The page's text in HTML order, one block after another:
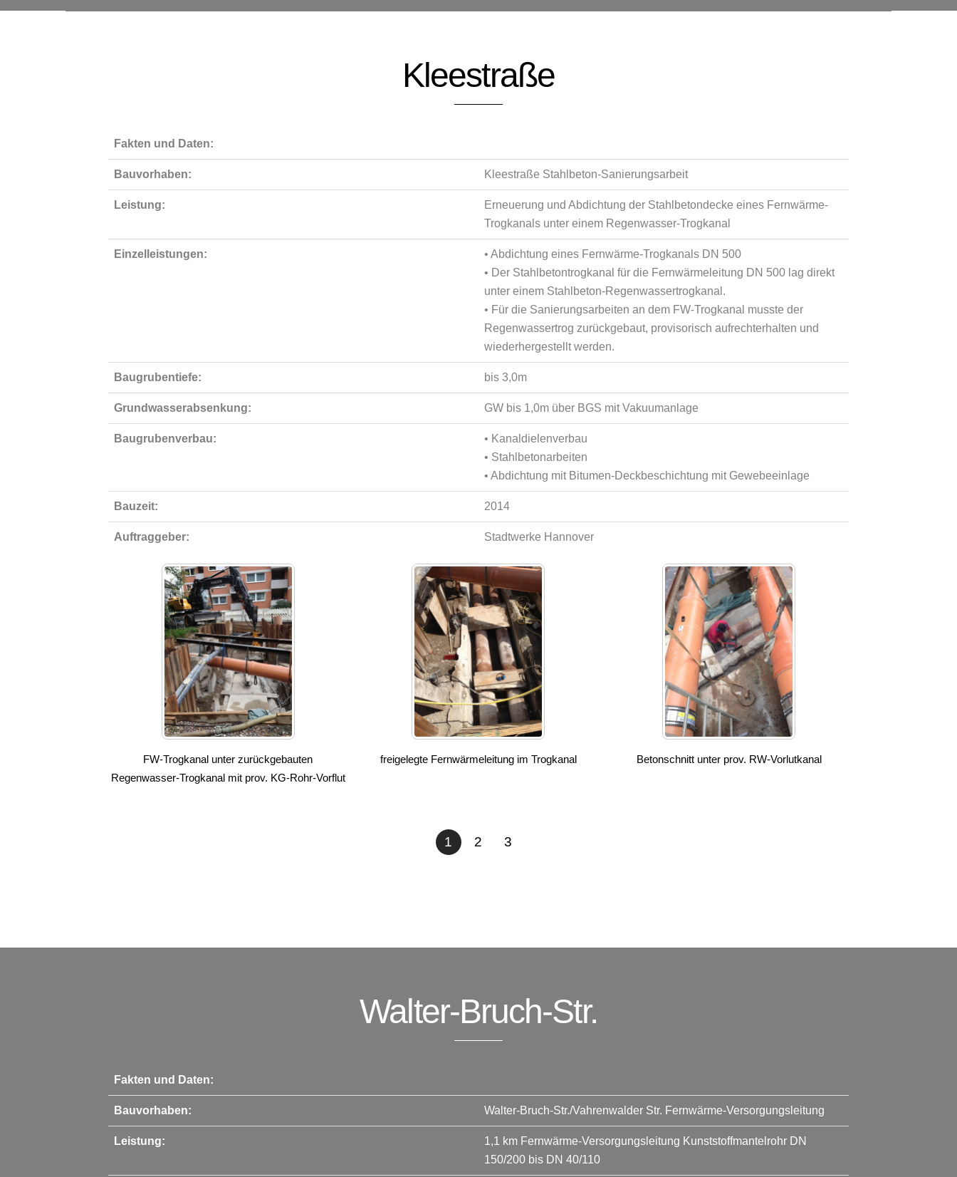
Kleestraße
Fakten und Daten:
Bauvorhaben: Kleestraße Stahlbeton-Sanierungsarbeit
Leistung:
Erneuerung und Abdichtung der Stahlbetondecke eines Fernwärme-
Trogkanals unter einem Regenwasser-Trogkanal
Einzelleistungen:
• Abdichtung eines Fernwärme-Trogkanals DN 500
• Der Stahlbetontrogkanal für die Fernwärmeleitung DN 500 lag direkt
unter einem Stahlbeton-Regenwassertrogkanal.
• Für die Sanierungsarbeiten an dem FW-Trogkanal musste der
Regenwassertrog zurückgebaut, provisorisch aufrechterhalten und
wiederhergestellt werden.
Baugrubentiefe: bis 3,0m
Grundwasserabsenkung: GW bis 1,0m über BGS mit Vakuumanlage
Baugrubenverbau:
• Kanaldielenverbau
• Stahlbetonarbeiten
• Abdichtung mit Bitumen-Deckbeschichtung mit Gewebeeinlage
Bauzeit: 2014
Auftraggeber: Stadtwerke Hannover
FW-Trogkanal unter zurückgebauten
Regenwasser-Trogkanal mit prov. KG-Rohr-Vorflut
freigelegte Fernwärmeleitung im Trogkanal Betonschnitt unter prov. RW-Vorlutkanal
1 2 3
Walter-Bruch-Str.
Fakten und Daten:
Bauvorhaben: Walter-Bruch-Str./Vahrenwalder Str. Fernwärme-Versorgungsleitung
Leistung:
1,1 km Fernwärme-Versorgungsleitung Kunststoffmantelrohr DN
150/200 bis DN 40/110